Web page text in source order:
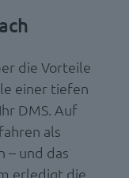
die Vorteile
einer tiefen
DMS. Auf
als
– und das
erledigt die